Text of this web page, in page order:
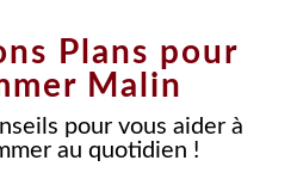
Plans pour
Malin
pour vous aider à
au quotidien !